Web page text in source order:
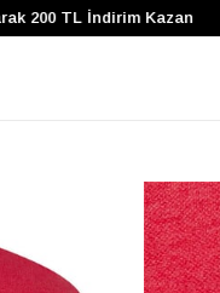
200 TL İndirim Kazan